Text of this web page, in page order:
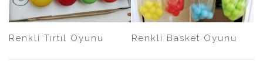
Renkli Tırtıl Oyunu Renkli Basket Oyunu